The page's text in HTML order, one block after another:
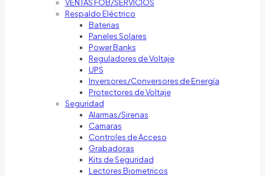
VENTAS FOB/SERVICIOS
Respaldo Eléctrico
Baterias
Paneles Solares
Power Banks
Reguladores de Voltaje
UPS
Inversores/Conversores de Energía
Protectores de Voltaje
Seguridad
Alarmas/Sirenas
Camaras
Controles de Acceso
Grabadoras
Kits de Seguridad
Lectores Biometricos